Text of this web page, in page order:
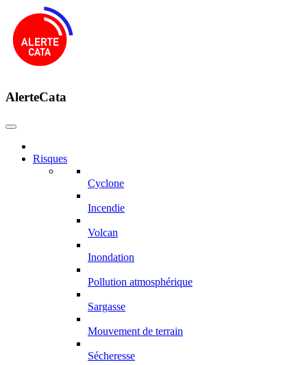
AlerteCata
Risques
Cyclone
Incendie
Volcan
Inondation
Pollution atmosphérique
Sargasse
Mouvement de terrain
Sécheresse